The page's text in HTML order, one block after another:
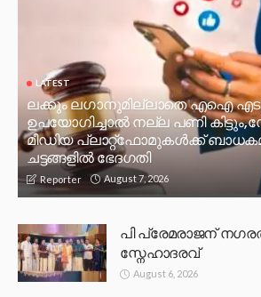
LATEST
ലക്കും ലഗാനുമില്ലാതെ എഐ
ഉപയോഗിച്ചാല്‍ നല്ല പണി
മീഡിയ പ്ലാറ്റ്‌ഫോമുകള്‍ക്ക്
ചട്ടങ്ങളില്‍ ഭേദഗതി
Reporter August 7, 2026
പി പ്രേമരാജന്
സ്നേഹാദരവ്
August 6, 2026